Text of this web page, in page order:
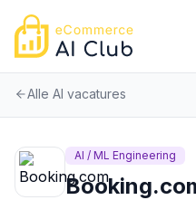
Alle AI vacatures
AI / ML Engineering